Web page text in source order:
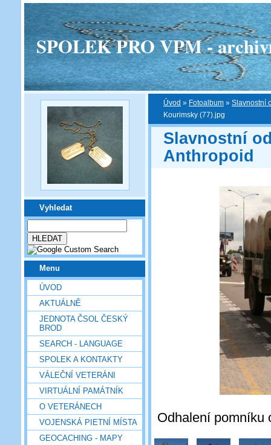
SPOLEK PRO VPM -
Vyhledat
Menu
ÚVOD
AKTUÁLNĚ
JEDNOTA ČSOL ČESKÝ
BROD
SEARCH - LANGUAGE
SPOLEK A KONTAKTY
VÁLEČNÍ VETERÁNI
VIRTUÁLNÍ PAMÁTNÍK
O VETERÁNECH
VOJENSKÁ PIETNÍ MÍSTA
GEOCACHING - MAPY
Úvod » Fotoalbum » Slavnostní
Kourimsky (77).jpg
Slavnostní
Anthropoid
Odhalení pomníku